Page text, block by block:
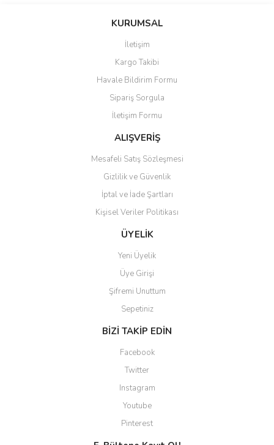
KURUMSAL
İletişim
Kargo Takibi
Havale Bildirim Formu
Sipariş Sorgula
İletişim Formu
ALIŞVERİŞ
Mesafeli Satış Sözleşmesi
Gizlilik ve Güvenlik
İptal ve İade Şartları
Kişisel Veriler Politikası
ÜYELİK
Yeni Üyelik
Üye Girişi
Şifremi Unuttum
Sepetiniz
BİZİ TAKİP EDİN
Facebook
Twitter
Instagram
Youtube
Pinterest